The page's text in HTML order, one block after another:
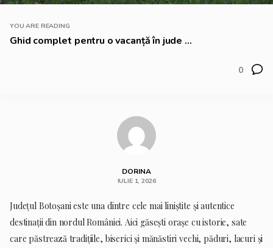
YOU ARE READING
Ghid complet pentru o vacanță în jude ...
0
DORINA
IULIE 1, 2026
Județul Botoșani este una dintre cele mai liniștite și autentice
destinații din nordul României. Aici găsești orașe cu istorie, sate
care păstrează tradițiile, biserici și mănăstiri vechi, păduri, lacuri și